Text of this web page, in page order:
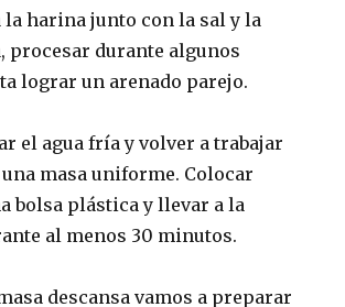
la harina junto con la sal y la
procesar durante algunos
lograr un arenado parejo.
el agua fría y volver a trabajar
masa uniforme. Colocar
bolsa plástica y llevar a la
al menos 30 minutos.
descansa vamos a preparar